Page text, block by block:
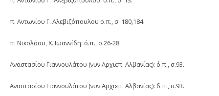
π. Αντωνίου Γ. Αλεβιζόπουλου ο.π., σ. 180,184.
π. Νικολάου, Χ. Ιωαννίδη: ό.π., σ.26-28.
Αναστασίου Γιαννουλάτου (νυν Αρχιεπ. Αλβανίας): ό.π., σ.93.
Αναστασίου Γιαννουλάτου (νυν Αρχιεπ. Αλβανίας): δ.π., σ.93.